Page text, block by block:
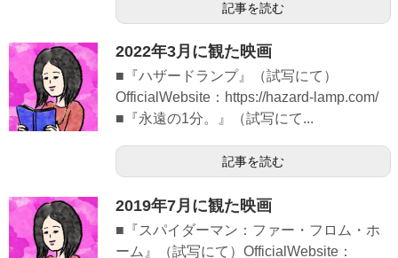
記事を読む
2022年3月に観た映画
■『ハザードランプ』（試写にて）
OfficialWebsite：https://hazard-lamp.com/
■『永遠の1分。』（試写にて...
記事を読む
2019年7月に観た映画
■『スパイダーマン：ファー・フロム・ホ
ーム』（試写にて）OfficialWebsite：